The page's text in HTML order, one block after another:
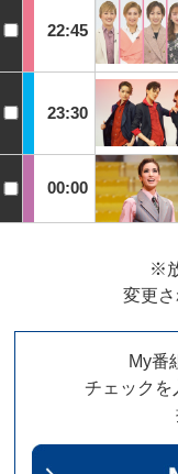
22:45
23:30
00:00
※
変更さ
My番
チェックを